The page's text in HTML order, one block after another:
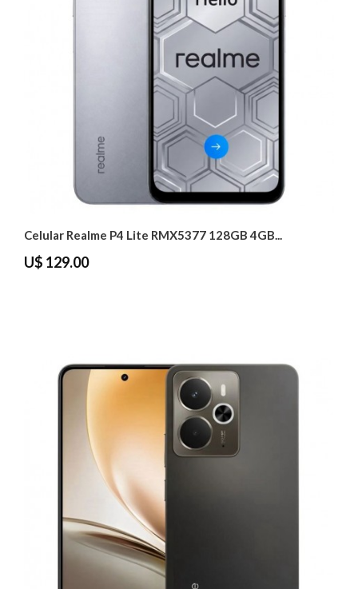
Celular Realme P4 Lite RMX5377 128GB 4GB...
U$ 129.00